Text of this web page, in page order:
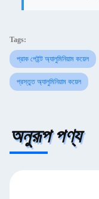
Tags:
প্রাক পেইন্ট অ্যালুমিনিয়াম কয়েল
প্রস্তুত অ্যালুমিনিয়াম কয়েল
অনুরূপ পণ্য